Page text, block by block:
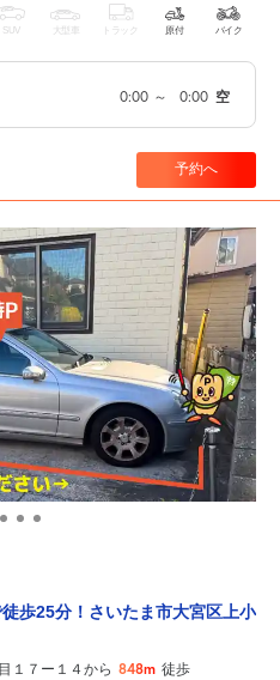
SUV 大型車 トラック 原付 バイク
0:00 ～ 0:00 空
予約へ
歩25分！さいたま市大宮区上小
１７ー１４から 848m 徒歩